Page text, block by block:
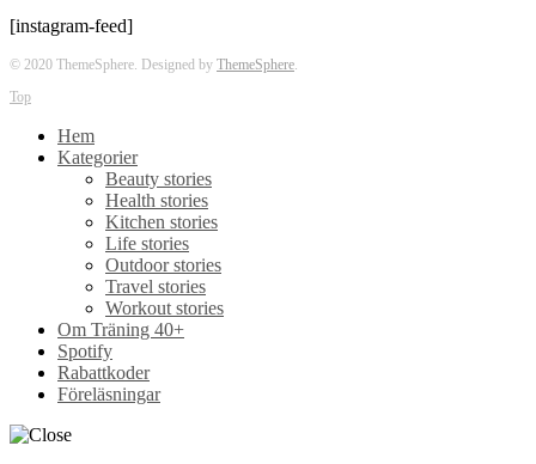
[instagram-feed]
© 2020 ThemeSphere. Designed by ThemeSphere
Top
Hem
Kategorier
Beauty stories
Health stories
Kitchen stories
Life stories
Outdoor stories
Travel stories
Workout stories
Om Träning 40+
Spotify
Rabattkoder
Föreläsningar